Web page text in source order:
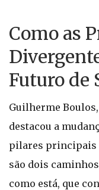
Como as
Futuro de
Guilherme
destacou a
pilares principais
são dois
como está, que